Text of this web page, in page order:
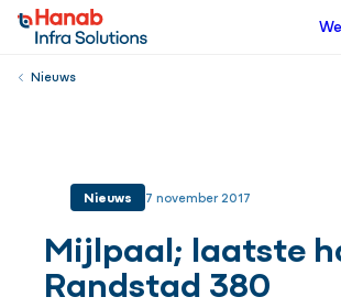
Nieuws
Nieuws 7 november 2017
Mijlpaal; laatste
Randstad 380